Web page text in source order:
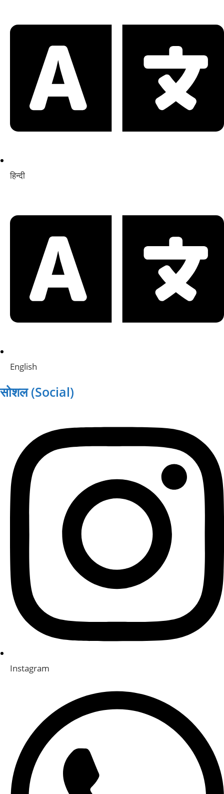
हिन्दी
English
सोशल (Social)
Instagram